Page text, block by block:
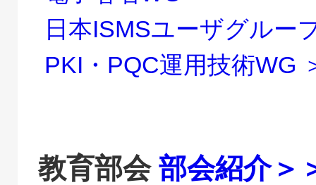
日本ISMSユーザグルー
PKI・PQC運用技術WG
教育部会部会紹介＞